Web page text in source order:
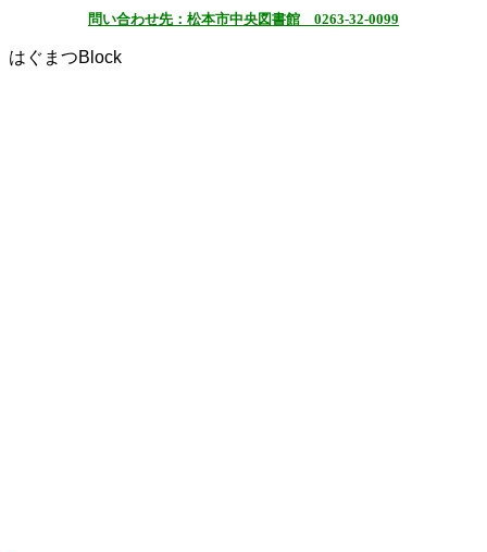
問い合わせ先： 松本市中央図書館 0263-32-0099
はぐまつBlock